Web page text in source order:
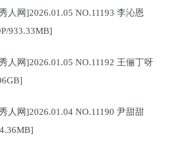
人网]2026.01.05 NO.11193 李沁恩
933.33MB]
人网]2026.01.05 NO.11192 王俪丁呀
人网]2026.01.04 NO.11190 尹甜甜